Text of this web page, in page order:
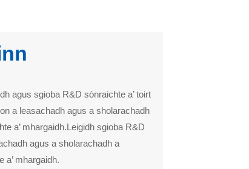
agus sgioba R&D sònraichte a’ toirt
a leasachadh agus a sholarachadh
a’ mhargaidh.Leigidh sgioba R&D
agus a sholarachadh a
a’ mhargaidh.